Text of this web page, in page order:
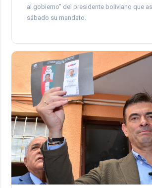
al gobierno” del presidente boliviano que
sábado su mandato.